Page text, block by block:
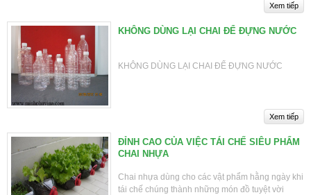
KHÔNG DÙNG LẠI CHAI ĐỂ ĐỰNG NƯỚC
KHÔNG DÙNG LẠI CHAI ĐỂ ĐỰNG NƯỚC
ĐỈNH CAO CỦA VIỆC TÁI CHẾ SIÊU PHẨM
CHAI NHỰA
Chai nhựa dùng cho các vật phẩm hằng ngày khi
tái chế chúng thành những món đồ tuyệt vời